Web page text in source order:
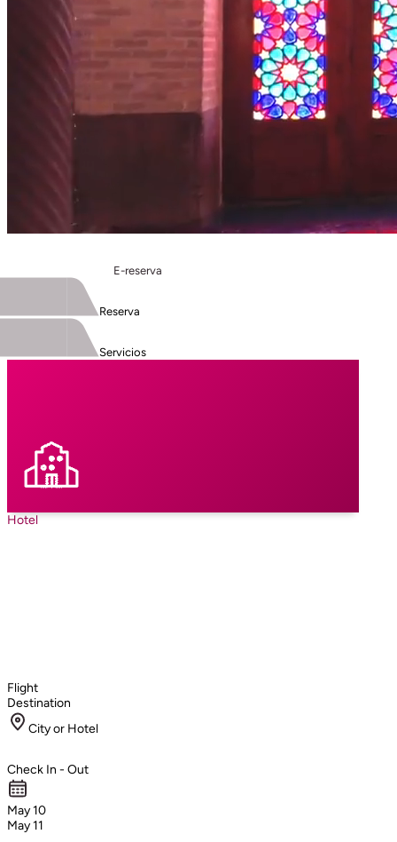
E-reserva
Reserva
Servicios
Hotel
Flight
Destination
City or Hotel
Check In - Out
May 10
May 11